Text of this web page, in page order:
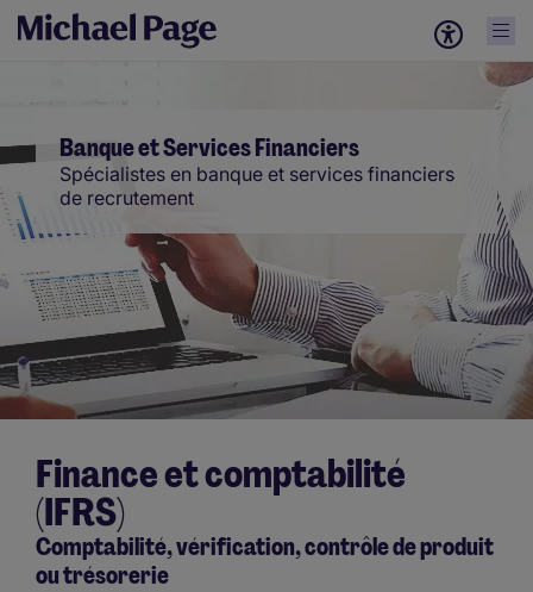
Banque et Services Financiers
Spécialistes en banque et services financiers
de recrutement
Finance et comptabilité
(IFRS)
Comptabilité, vérification, contrôle de produit
ou trésorerie